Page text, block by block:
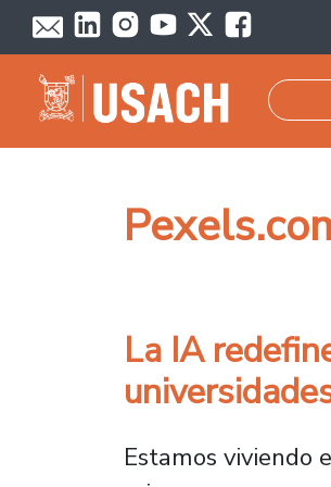
Pasar al contenido principal
La IA
Estamos viviendo